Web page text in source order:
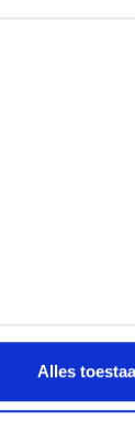
verzamelen
een paar
op elk
om
functies voor
te
gebruik van
media,
Alles
3 – 1000
1050 Brussel